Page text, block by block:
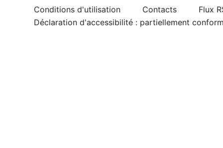
Conditions d'utilisation Contacts
Flux
Déclaration d'accessibilité : partiellement